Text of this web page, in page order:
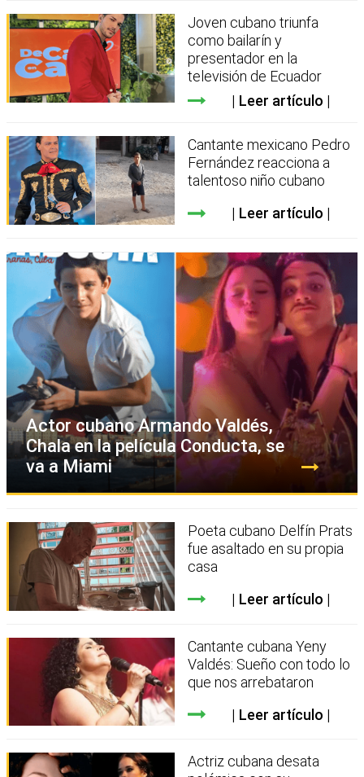
Joven cubano triunfa
como bailarín y
presentador en la
televisión de Ecuador
Leer artículo
Cantante mexicano Pedro
Fernández reacciona a
talentoso niño cubano
Leer artículo
Actor cubano Armando Valdés,
Chala en la película Conducta, se
va a Miami
Poeta cubano Delfín Prats
fue asaltado en su propia
casa
Leer artículo
Cantante cubana Yeny
Valdés: Sueño con todo lo
que nos arrebataron
Leer artículo
Actriz cubana desata